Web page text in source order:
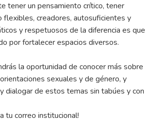
tener un pensamiento crítico, tener
flexibles, creadores, autosuficientes y
y respetuosos de la diferencia es que
por fortalecer espacios diversos.
la oportunidad de conocer más sobre
sexuales y de género, y
dialogar de estos temas sin tabúes y con
tu correo institucional!